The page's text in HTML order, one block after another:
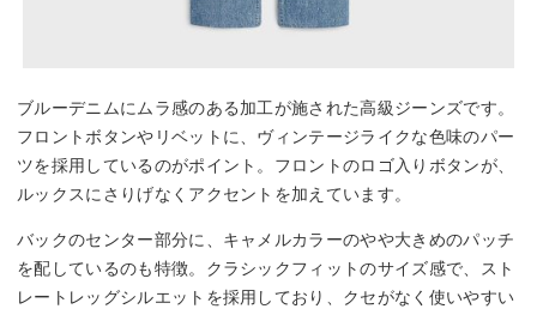
ブルーデニムにムラ感のある加工が施された高級ジーンズです。
フロントボタンやリベットに、ヴィンテージライクな色味のパー
ツを採用しているのがポイント。フロントのロゴ入りボタンが、
ルックスにさりげなくアクセントを加えています。
バックのセンター部分に、キャメルカラーのやや大きめのパッチ
を配しているのも特徴。クラシックフィットのサイズ感で、スト
レートレッグシルエットを採用しており、クセがなく使いやすい